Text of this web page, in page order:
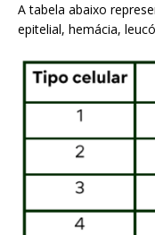
A tabela abaixo
epitelial, hemácia,